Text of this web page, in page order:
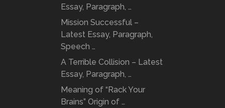
Essay, Paragraph, …
Mission Successful –
Latest Essay, Paragraph,
Speech …
A Terrible Collision – Latest
Essay, Paragraph, …
Meaning of “Rack Your
Brains” Origin of …